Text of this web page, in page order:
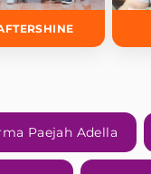
Paejah Adella